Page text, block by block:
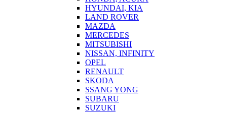
HYUNDAI, KIA
LAND ROVER
MAZDA
MERCEDES
MITSUBISHI
NISSAN, INFINITY
OPEL
RENAULT
SKODA
SSANG YONG
SUBARU
SUZUKI